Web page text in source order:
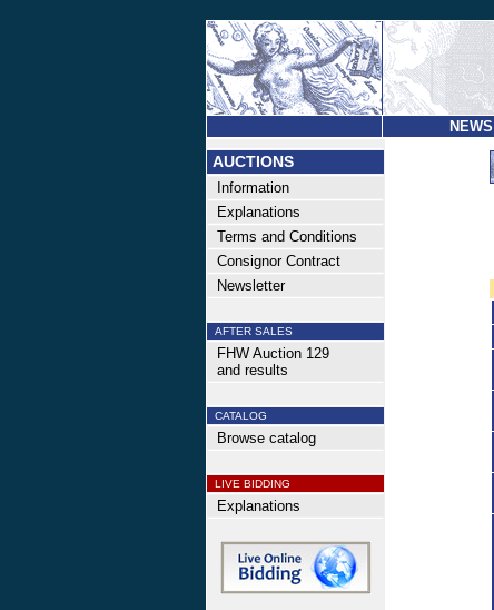
NEWS
AUCTIONS
Information
Explanations
Terms and Conditions
Consignor Contract
Newsletter
AFTER SALES
FHW Auction 129
and results
CATALOG
Browse catalog
LIVE BIDDING
Explanations